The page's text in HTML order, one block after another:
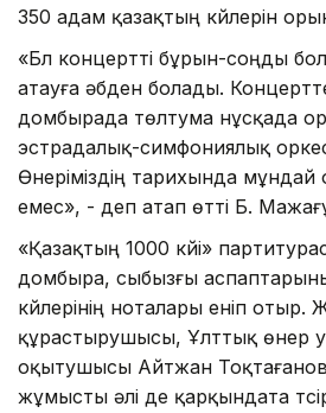
350 адам қазақтың күйлерін
«Бүл концертті бұрын-соңды
атауға әбден болады.
домбырада төлтума нұсқада
эстрадалық-симфониялық
Өнеріміздің тарихында мұндай
емес», - деп атап өтті Б.
«Қазақтың 1000 күйі»
домбыра, сыбызғы
күйлерінің ноталары еніп отыр.
құрастырушысы, Ұлттық өнер
оқытушысы Айтжан
жұмысты әлі де қарқындата